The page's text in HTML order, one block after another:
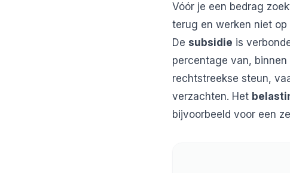
Vóór je een bedrag
terug en werken niet op
De subsidie is
percentage van,
rechtstreekse steun,
verzachten. Het
bijvoorbeeld voor een